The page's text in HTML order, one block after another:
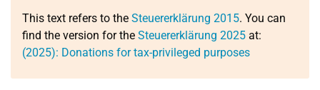
This text refers to the Steuererklärung 2015. You can
find the version for the Steuererklärung 2025 at:
(2025): Donations for tax-privileged purposes